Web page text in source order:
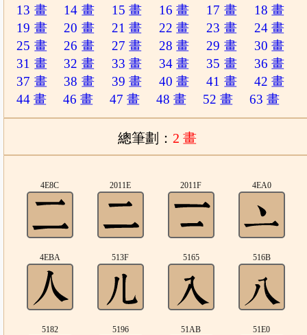
13 畫
14 畫 15 畫 16 畫 17 畫
18 畫
19 畫
20 畫 21 畫 22 畫 23 畫
24 畫
25 畫
26 畫 27 畫 28 畫 29 畫
30 畫
31 畫
32 畫 33 畫 34 畫 35 畫
36 畫
37 畫
38 畫 39 畫 40 畫 41 畫
42 畫
44 畫
46 畫 47 畫 48 畫 52 畫 63 畫
總筆劃： 2 畫
4E8C 2011E 2011F 4EA0
4EBA 513F 5165 516B
5182 5196 51AB 51E0